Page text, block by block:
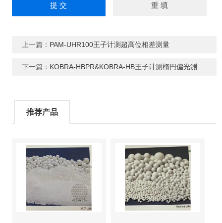
上一篇： PAM-UHR100王子计测超高位相差测量
下一篇： KOBRA-HBPR&KOBRA-HB王子计测楕円偏光測定装置
推荐产品